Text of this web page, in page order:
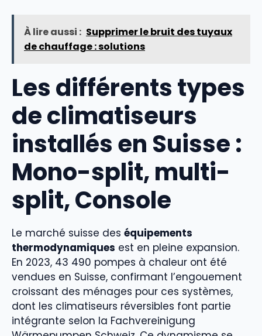
À lire aussi : Supprimer le bruit des tuyaux
de chauffage : solutions
Les différents types
de climatiseurs
installés en Suisse :
Mono-split, multi-
split, Console
Le marché suisse des équipements
thermodynamiques est en pleine expansion.
En 2023, 43 490 pompes à chaleur ont été
vendues en Suisse, confirmant l’engouement
croissant des ménages pour ces systèmes,
dont les climatiseurs réversibles font partie
intégrante selon la Fachvereinigung